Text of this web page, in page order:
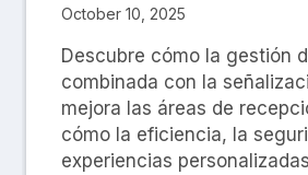
October 10, 2025
Descubre cómo la gestión
combinada con la
mejora las áreas de
cómo la eficiencia, la
experiencias